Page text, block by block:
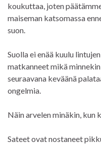
koukuttaa, joten
maiseman katsomassa
suon.
Suolla ei enää kuulu
matkanneet mikä
seuraavana keväänä
ongelmia.
Näin arvelen minäkin, kun
Sateet ovat nostaneet